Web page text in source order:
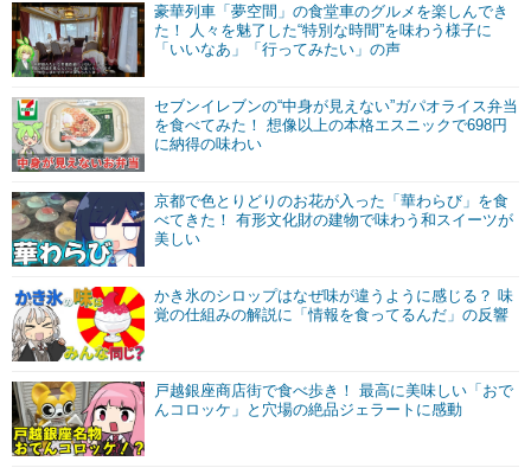
豪華列車「夢空間」の食堂車のグルメを楽しんでき
た！ 人々を魅了した“特別な時間”を味わう様子に
「いいなあ」「行ってみたい」の声
セブンイレブンの“中身が見えない”ガパオライス弁当
を食べてみた！ 想像以上の本格エスニックで698円
に納得の味わい
京都で色とりどりのお花が入った「華わらび」を食
べてきた！ 有形文化財の建物で味わう和スイーツが
美しい
かき氷のシロップはなぜ味が違うように感じる？ 味
覚の仕組みの解説に「情報を食ってるんだ」の反響
戸越銀座商店街で食べ歩き！ 最高に美味しい「おで
んコロッケ」と穴場の絶品ジェラートに感動